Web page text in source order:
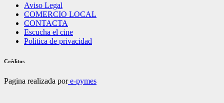
Aviso Legal
COMERCIO LOCAL
CONTACTA
Escucha el cine
Politica de privacidad
Créditos
Pagina realizada pore-pymes